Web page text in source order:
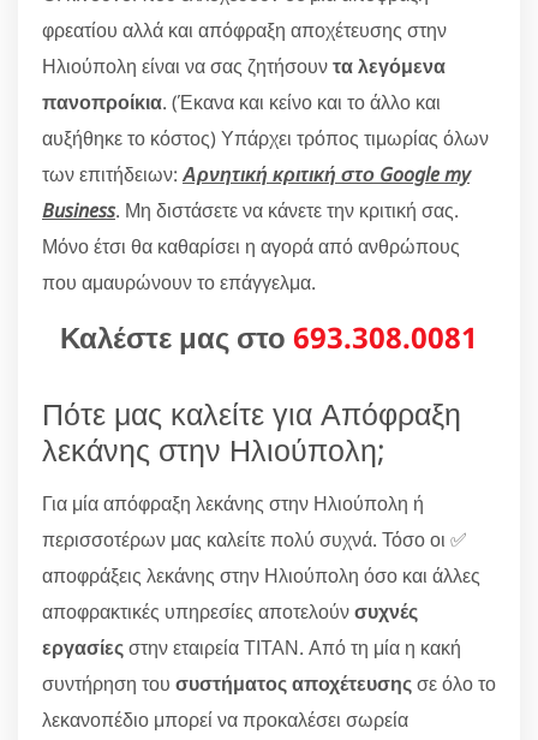
φρεατίου αλλά και απόφραξη αποχέτευσης στην
Ηλιούπολη είναι να σας ζητήσουντα λεγόμενα
πανοπροίκια. (Έκανα και κείνο και το άλλο και
αυξήθηκε το κόστος) Υπάρχει τρόπος τιμωρίας όλων
των επιτήδειων: Αρνητική κριτική στο Google my
Business. Μη διστάσετε να κάνετε την κριτική σας.
Μόνο έτσι θα καθαρίσει η αγορά από ανθρώπους
που αμαυρώνουν το επάγγελμα.
Καλέστε μας στο 693.308.0081
Πότε μας καλείτε για Απόφραξη
λεκάνης στην Ηλιούπολη;
Για μία απόφραξη λεκάνης στην Ηλιούπολη ή
περισσοτέρων μας καλείτε πολύ συχνά. Τόσο οι ✅
αποφράξεις λεκάνης στην Ηλιούπολη όσο και άλλες
αποφρακτικές υπηρεσίες αποτελούνσυχνές
εργασίεςστην εταιρεία ΤΙΤΑΝ. Από τη μία η κακή
συντήρηση του συστήματος αποχέτευσηςσε όλο το
λεκανοπέδιο μπορεί να προκαλέσει σωρεία